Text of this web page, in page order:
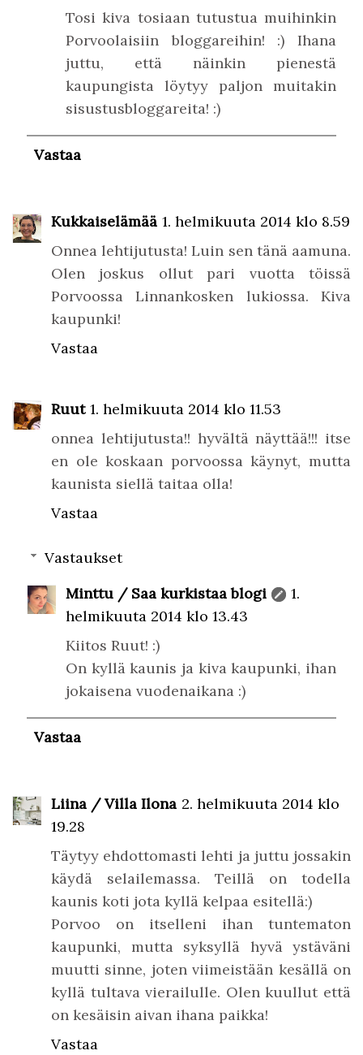
Tosi kiva tosiaan tutustua muihinkin
Porvoolaisiin bloggareihin! :) Ihana
juttu, että näinkin pienestä
kaupungista löytyy paljon muitakin
sisustusbloggareita! :)
Vastaa
Kukkaiselämää 1. helmikuuta 2014 klo 8.59
Onnea lehtijutusta! Luin sen tänä aamuna.
Olen joskus ollut pari vuotta töissä
Porvoossa Linnankosken lukiossa. Kiva
kaupunki!
Vastaa
Ruut 1. helmikuuta 2014 klo 11.53
onnea lehtijutusta!! hyvältä näyttää!!! itse
en ole koskaan porvoossa käynyt, mutta
kaunista siellä taitaa olla!
Vastaa
Vastaukset
Minttu / Saa kurkistaa blogi
1.
helmikuuta 2014 klo 13.43
Kiitos Ruut! :)
On kyllä kaunis ja kiva kaupunki, ihan
jokaisena vuodenaikana :)
Vastaa
Liina / Villa Ilona 2. helmikuuta 2014 klo
19.28
Täytyy ehdottomasti lehti ja juttu jossakin
käydä selailemassa. Teillä on todella
kaunis koti jota kyllä kelpaa esitellä:)
Porvoo on itselleni ihan tuntematon
kaupunki, mutta syksyllä hyvä ystäväni
muutti sinne, joten viimeistään kesällä on
kyllä tultava vierailulle. Olen kuullut että
on kesäisin aivan ihana paikka!
Vastaa